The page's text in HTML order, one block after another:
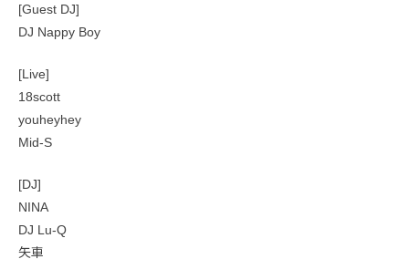
[Guest DJ]
DJ Nappy Boy
[Live]
18scott
youheyhey
Mid-S
[DJ]
NINA
DJ Lu-Q
矢車